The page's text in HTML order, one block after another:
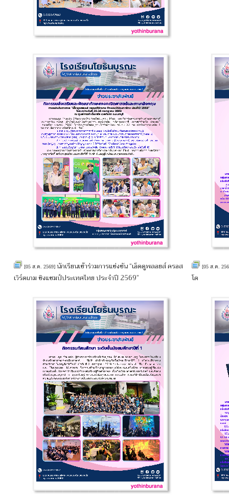
[05 ส.ค. 2569] นักเรียนเข้าร่วมการแข่งขัน “เอ็ดดูพลอยส์ ครอส
เวิร์ดเกม ชิงแชมป์ประเทศไทย ประจำปี 2569”
[05 ส.ค.
โด